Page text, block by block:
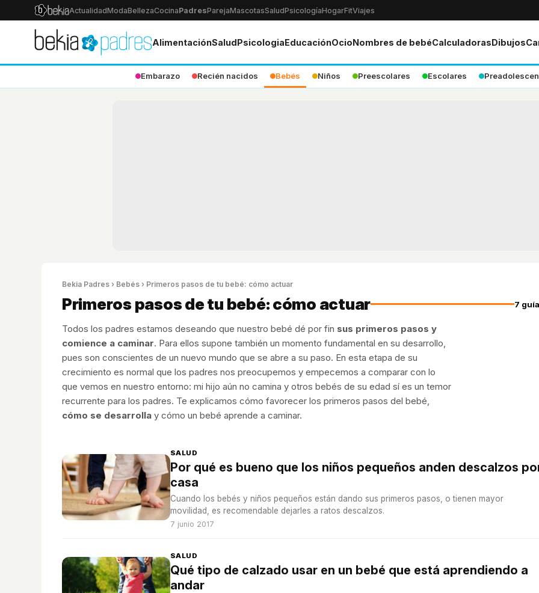
ActualidadModaBellezaCocinaPadresParejaMascotasSaludPsicologíaHogarFitViajes
AlimentaciónSaludPsicologiaEducaciónOcioNombres de bebéCalculadorasDibujos
Embarazo Recién nacidos Bebés Niños Preescolares Escolares
Bekia Padres › Bebés › Primeros pasos de tu bebé: cómo actuar
Primeros pasos de tu bebé: cómo actuar 7
Todos los padres estamos deseando que nuestro bebé dé por fin sus primeros pasos y
comience a caminar. Para ellos supone también un momento fundamental en su desarrollo,
pues son conscientes de un nuevo mundo que se abre a su paso. En esta etapa de su
crecimiento es normal que los padres nos preocupemos y empecemos a comparar con lo
que vemos en nuestro entorno: mi hijo aún no camina y otros bebés de su edad sí es un temor
recurrente para los padres. Te explicamos cómo favorecer los primeros pasos del bebé,
cómo se desarrolla y cómo un bebé aprende a caminar.
SALUD
Por qué es bueno que los niños pequeños anden descalzos
casa
Cuando los bebés y niños pequeños están dando sus primeros pasos, o tienen mayor
movilidad, es recomendable dejarles a ratos descalzos.
7 junio 2017
SALUD
Qué tipo de calzado usar en un bebé que está aprendiendo a
andar